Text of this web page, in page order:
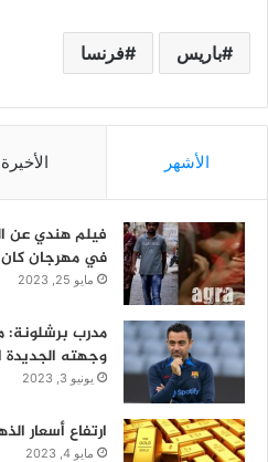
باريس فرنسا
الأشهر الأخيرة
فيلم هندي عن
في مهرجان كان
مايو 25, 2023
مدرب
وجهته الجديدة
يونيو 3, 2023
ارتفاع أسعار
مايو 4, 2023